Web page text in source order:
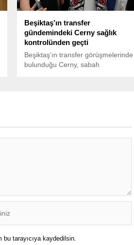
Beşiktaş’ın transfer
gündemindeki Cerny sağlık
kontrolünden geçti
Beşiktaş’ın transfer görüşmelerinde
bulunduğu Cerny, sabah
tarayıcıya kaydedilsin.